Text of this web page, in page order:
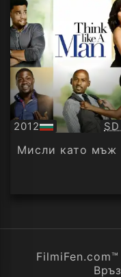
2012
БГ
аудио
Мисли като мъж